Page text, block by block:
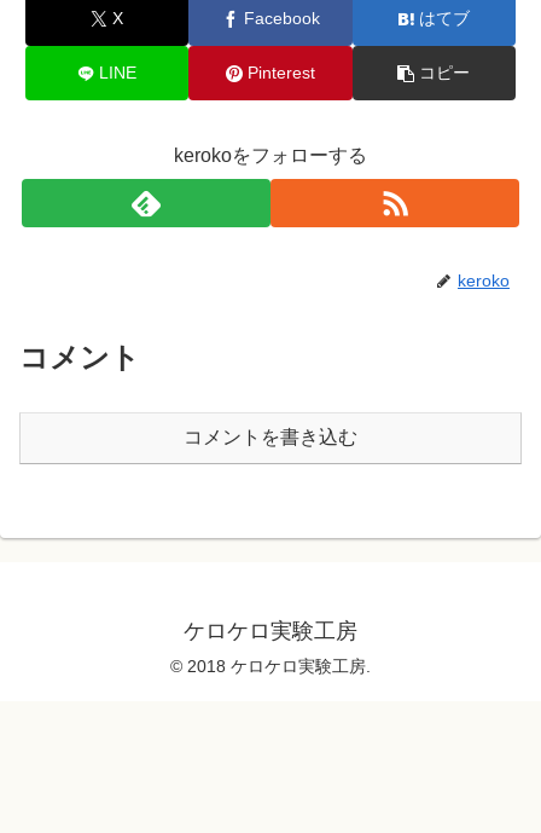
X Facebook はてブ
LINE Pinterest コピー
kerokoをフォローする
keroko
コメント
コメントを書き込む
ケロケロ実験工房
© 2018 ケロケロ実験工房.